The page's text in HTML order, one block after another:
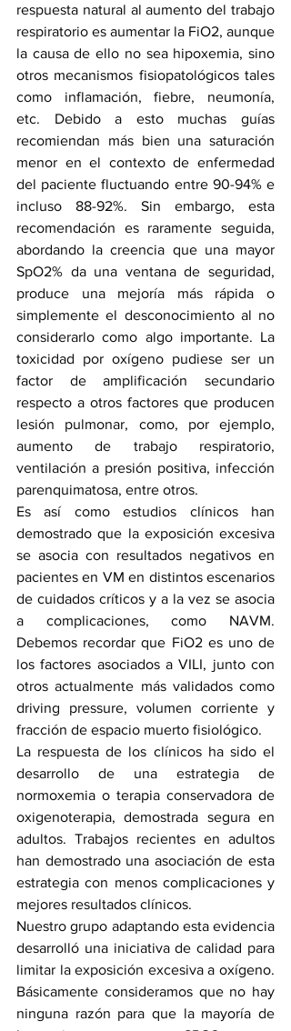
respuesta natural al aumento del trabajo
respiratorio es aumentar la FiO2, aunque
la causa de ello no sea hipoxemia, sino
otros mecanismos fisiopatológicos tales
como inflamación, fiebre, neumonía,
etc. Debido a esto muchas guías
recomiendan más bien una saturación
menor en el contexto de enfermedad
del paciente fluctuando entre 90-94% e
incluso 88-92%. Sin embargo, esta
recomendación es raramente seguida,
abordando la creencia que una mayor
SpO2% da una ventana de seguridad,
produce una mejoría más rápida o
simplemente el desconocimiento al no
considerarlo como algo importante. La
toxicidad por oxígeno pudiese ser un
factor de amplificación secundario
respecto a otros factores que producen
lesión pulmonar, como, por ejemplo,
aumento de trabajo respiratorio,
ventilación a presión positiva, infección
parenquimatosa, entre otros.
Es así como estudios clínicos han
demostrado que la exposición excesiva
se asocia con resultados negativos en
pacientes en VM en distintos escenarios
de cuidados críticos y a la vez se asocia
a complicaciones, como NAVM.
Debemos recordar que FiO2 es uno de
los factores asociados a VILI, junto con
otros actualmente más validados como
driving pressure, volumen corriente y
fracción de espacio muerto fisiológico.
La respuesta de los clínicos ha sido el
desarrollo de una estrategia de
normoxemia o terapia conservadora de
oxigenoterapia, demostrada segura en
adultos. Trabajos recientes en adultos
han demostrado una asociación de esta
estrategia con menos complicaciones y
mejores resultados clínicos.
Nuestro grupo adaptando esta evidencia
desarrolló una iniciativa de calidad para
limitar la exposición excesiva a oxígeno.
Básicamente consideramos que no hay
ninguna razón para que la mayoría de